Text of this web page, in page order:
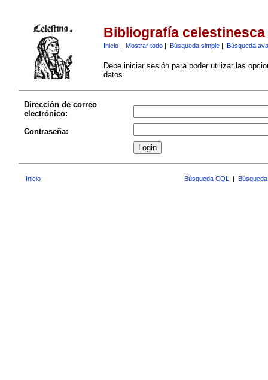
Bibliografía celestinesca
Inicio| Mostrar todo| Búsqueda simple| Búsqueda
Debe iniciar sesión para poder utilizar las
datos
Dirección de correo
electrónico:
Contraseña:
Inicio Búsqueda CQL |